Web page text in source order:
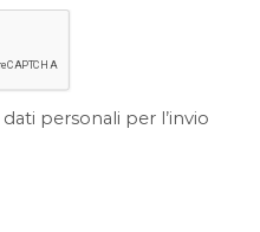
personali per l’invio